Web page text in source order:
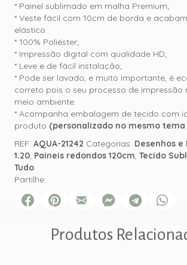
* Painel sublimado em malha Premium;
* Veste fácil com 10cm de borda e
elástico.
* 100% Poliéster;
* Impressão digital com qualidade HD;
* Leve e de fácil instalação;
* Pode ser lavado, e muito importante, é
correto pois o seu processo de impressão
meio ambiente.
* Acompanha embalagem de tecido com
produto (personalizado no mesmo
REF: AQUA-21242 Categorias: Desenhos e
1.20, Paineis redondos 120cm, Tecido
Tudo
Partilhe:
Produtos